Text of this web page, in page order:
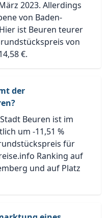
2023. Allerdings
von Baden-
ist Beuren teurer
von
€.
der
Beuren ist im
um -11,51 %
für
Ranking auf
und auf Platz